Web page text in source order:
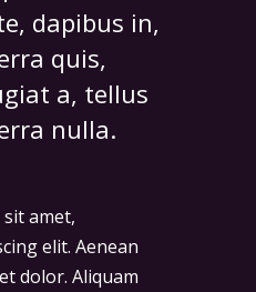
dapibus in,
quis,
a, tellus
nulla.
amet,
elit. Aenean
dolor. Aliquam